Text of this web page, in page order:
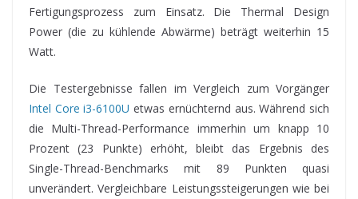
Fertigungsprozess zum Einsatz. Die Thermal Design
Power (die zu kühlende Abwärme) beträgt weiterhin 15
Watt.
Die Testergebnisse fallen im Vergleich zum Vorgänger
Intel Core i3-6100U etwas ernüchternd aus. Während sich
die Multi-Thread-Performance immerhin um knapp 10
Prozent (23 Punkte) erhöht, bleibt das Ergebnis des
Single-Thread-Benchmarks mit 89 Punkten quasi
unverändert. Vergleichbare Leistungssteigerungen wie bei